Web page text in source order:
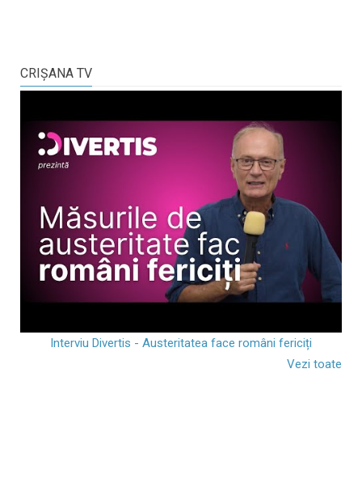
CRIŞANA TV
Interviu Divertis - Austeritatea face români fericiți
Vezi toate